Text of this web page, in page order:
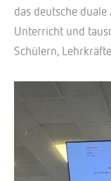
das deutsche
Unterricht und
Schülern,